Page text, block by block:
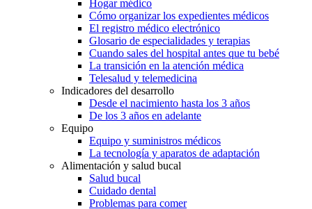
Hogar médico
Cómo organizar los expedientes médicos
El registro médico electrónico
Glosario de especialidades y terapias
Cuando sales del hospital antes que tu bebé
La transición en la atención médica
Telesalud y telemedicina
Indicadores del desarrollo
Desde el nacimiento hasta los 3 años
De los 3 años en adelante
Equipo
Equipo y suministros médicos
La tecnología y aparatos de adaptación
Alimentación y salud bucal
Salud bucal
Cuidado dental
Problemas para comer